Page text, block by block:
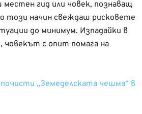
гид или човек, познаващ
този начин свеждаш рисковете
до минимум. Изпадайки в
човекът с опит помага на
„Земеделската чешма“ в